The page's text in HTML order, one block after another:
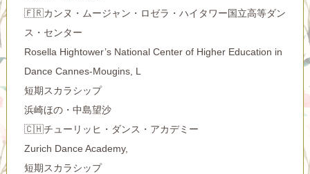
🇫🇷カンヌ・ムージャン・ロゼラ・ハイタワー国立高等ダン
ス・センター
Rosella Hightower’s National Center of Higher Education in
Dance Cannes-Mougins, L
短期スカラシップ
浜崎ほの・中島望沙
🇨🇭チューリッヒ・ダンス・アカデミー
Zurich Dance Academy,
短期スカラシップ